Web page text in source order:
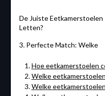
De Juiste Eetkamerstoelen
Letten?
3. Perfecte Match: Welke
Hoe eetkamerstoelen
Welke
Welke